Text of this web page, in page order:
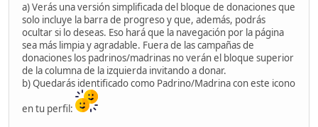
a) Verás una versión simplificada del bloque de donaciones que
solo incluye la barra de progreso y que, además, podrás
ocultar si lo deseas. Eso hará que la navegación por la página
sea más limpia y agradable. Fuera de las campañas de
donaciones los padrinos/madrinas no verán el bloque superior
de la columna de la izquierda invitando a donar.
b) Quedarás identificado como Padrino/Madrina con este icono
en tu perfil: